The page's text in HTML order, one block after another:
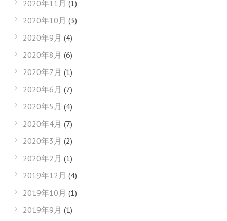
2020年11月 (1)
2020年10月 (3)
2020年9月 (4)
2020年8月 (6)
2020年7月 (1)
2020年6月 (7)
2020年5月 (4)
2020年4月 (7)
2020年3月 (2)
2020年2月 (1)
2019年12月 (4)
2019年10月 (1)
2019年9月 (1)